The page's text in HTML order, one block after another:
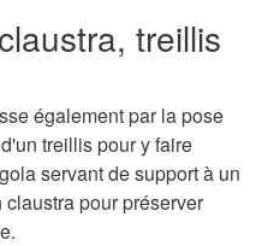
treillis
également par la pose
treillis pour y faire
servant de support à un
pour préserver